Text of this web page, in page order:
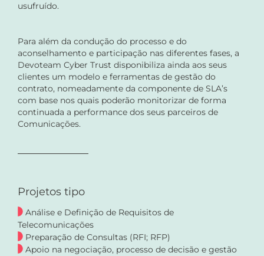
usufruído.
Para além da condução do processo e do
aconselhamento e participação nas diferentes fases, a
Devoteam Cyber Trust disponibiliza ainda aos seus
clientes um modelo e ferramentas de gestão do
contrato, nomeadamente da componente de SLA’s
com base nos quais poderão monitorizar de forma
continuada a performance dos seus parceiros de
Comunicações.
Projetos tipo
Análise e Definição de Requisitos de
Telecomunicações
Preparação de Consultas (RFI; RFP)
Apoio na negociação, processo de decisão e gestão